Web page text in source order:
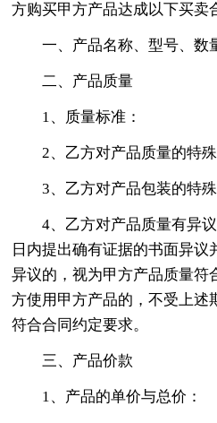
方购买甲方产品达成以下买卖
一、产品名称、型号、数
二、产品质量
1、质量标准：
2、乙方对产品质量的特殊
3、乙方对产品包装的特殊
4、乙方对产品质量有异
日内提出确有证据的书面异议
异议的，视为甲方产品质量符
方使用甲方产品的，不受上述
符合合同约定要求。
三、产品价款
1、产品的单价与总价：